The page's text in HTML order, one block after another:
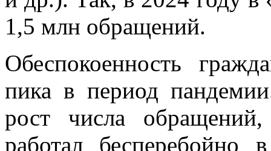
1,5 млн обращений.
Обеспокоенность
пика в период
рост числа
работал